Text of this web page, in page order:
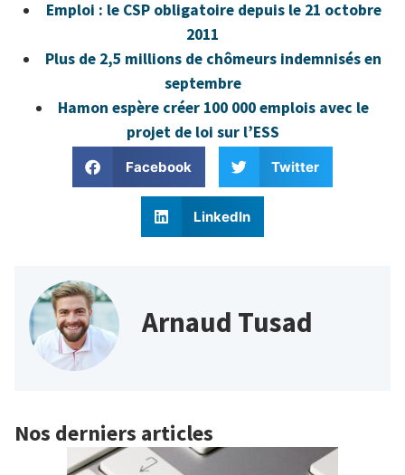
Emploi : le CSP obligatoire depuis le 21 octobre
2011
Plus de 2,5 millions de chômeurs indemnisés en
septembre
Hamon espère créer 100 000 emplois avec le
projet de loi sur l’ESS
Facebook Twitter
LinkedIn
Arnaud Tusad
Nos derniers articles